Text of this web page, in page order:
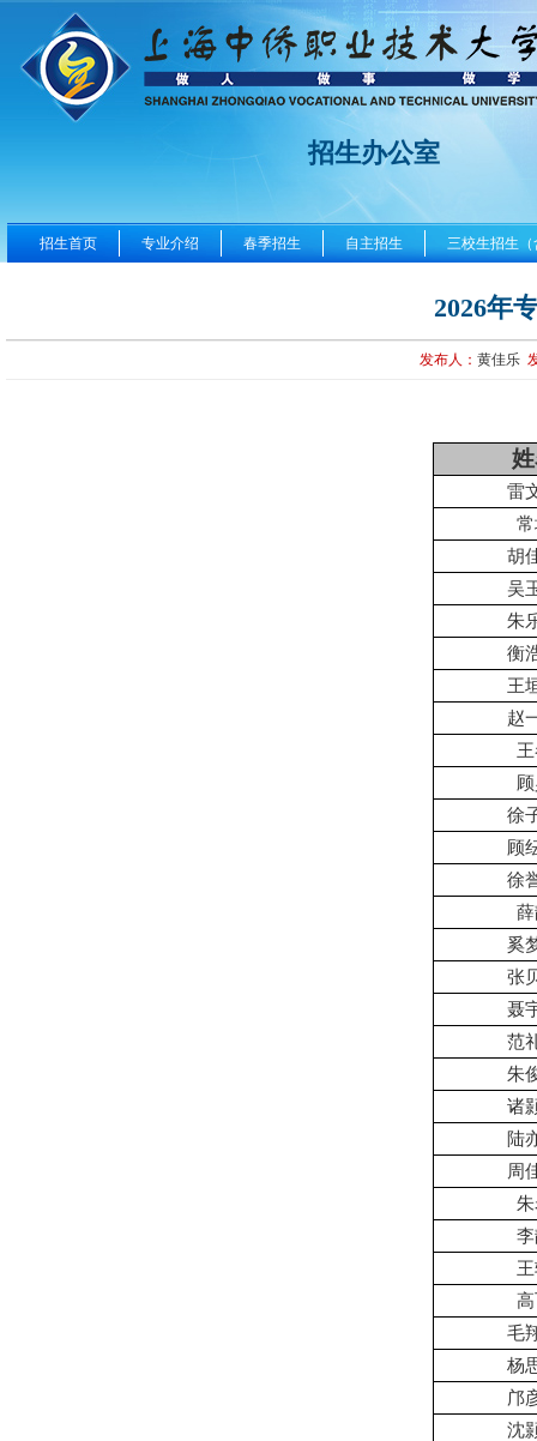
招生办公室
招生首页 专业介绍 春季招生 自主招生 三校生招生
2026年
发布人： 黄佳乐
雷
胡
吴
朱
衡
王
赵
徐
顾
徐
奚
张
聂
范
朱
诸
陆
周
毛
杨
邝
沈